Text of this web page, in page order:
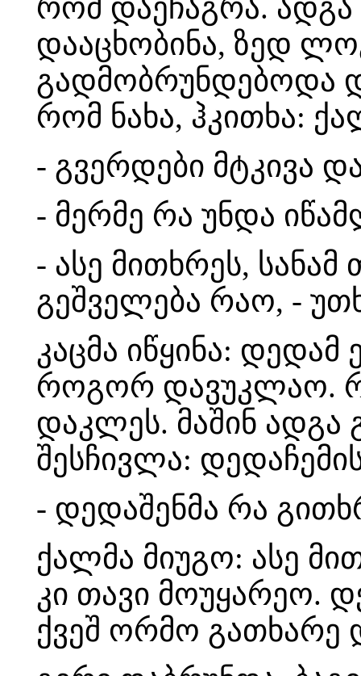
რომ დაეჩაგრა.
დააცხობინა, ზედ
გადმობრუნდებოდა
რომ ნახა, ჰკითხა:
- გვერდები მტკივა
- მერმე რა უნდა
- ასე მითხრეს,
გეშველება რაო, -
კაცმა იწყინა:
როგორ დავუკლაო.
დაკლეს. მაშინ
შესჩივლა:
- დედაშენმა რა
ქალმა მიუგო: ასე
კი თავი მოუყარეო.
ქვეშ ორმო გათხარე